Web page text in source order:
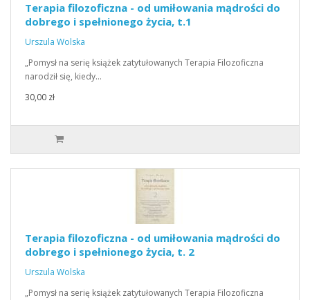
Terapia filozoficzna - od umiłowania mądrości do
dobrego i spełnionego życia, t.1
Urszula Wolska
„Pomysł na serię książek zatytułowanych Terapia Filozoficzna
narodził się, kiedy…
30,00 zł
Terapia filozoficzna - od umiłowania mądrości do
dobrego i spełnionego życia, t. 2
Urszula Wolska
„Pomysł na serię książek zatytułowanych Terapia Filozoficzna